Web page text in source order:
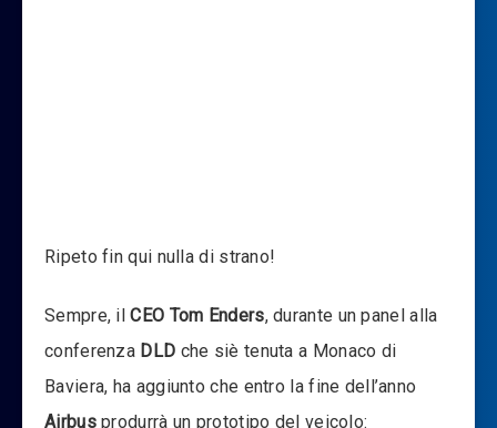
Ripeto fin qui nulla di strano!
Sempre, il CEO Tom Enders, durante un panelalla
conferenza DLD che siè tenuta a Monaco di
Baviera, ha aggiunto che entro la fine dell’anno
Airbusprodurrà un prototipo del veicolo: